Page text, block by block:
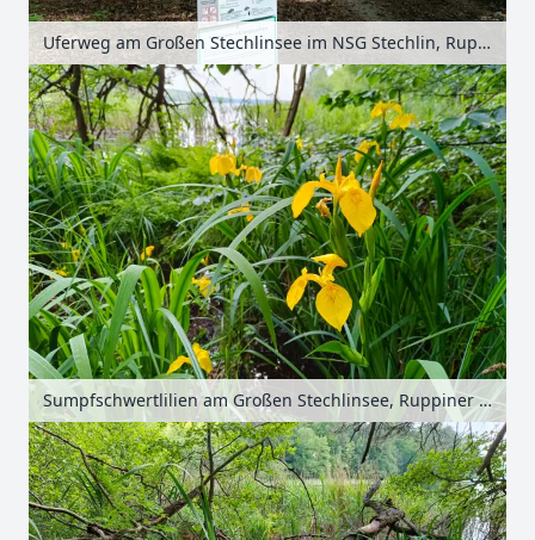
Uferweg am Großen Stechlinsee im NSG Stechlin, Ruppiner Seenland, Brandenburg, Deutschland
Sumpfschwertlilien am Großen Stechlinsee, Ruppiner Seenland, Brandenburg, Deutschland